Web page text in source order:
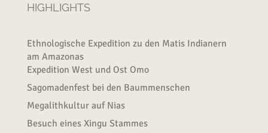
HIGHLIGHTS
Ethnologische Expedition zu den Matis Indianern
am Amazonas
Expedition West und Ost Omo
Sagomadenfest bei den Baummenschen
Megalithkultur auf Nias
Besuch eines Xingu Stammes